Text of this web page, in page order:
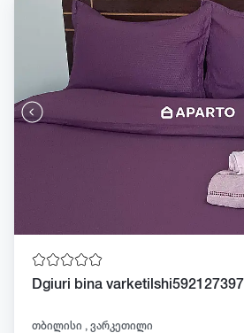
Dgiuri bina varketilshi592127397
თბილისი , ვარკეთილი